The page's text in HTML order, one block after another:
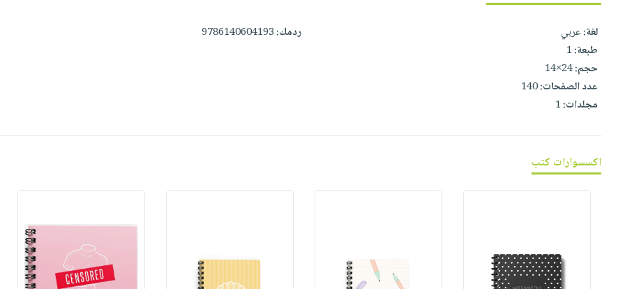
صابون
أطفال
مناسبات
أسئلة
يتكرر
طرحها
خدمات
نيل
وفرات
كتابك
تواصل
التسوق
نشرة
الإصدارات
لغة:عربي
طبعة:1
حجم:24×14
عدد الصفحات:140
مجلدات:1
ردمك:9786140604193
اكسسوارات كتب